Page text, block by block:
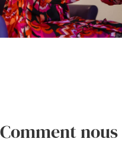
Comment